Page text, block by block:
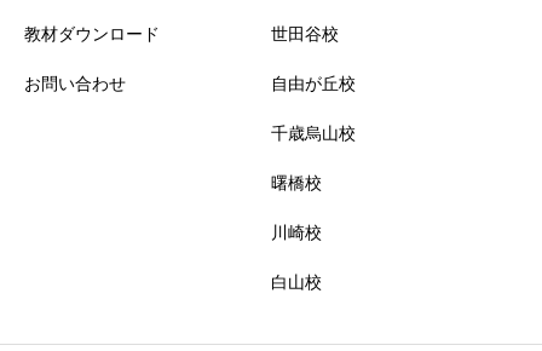
教材ダウンロード
お問い合わせ
世田谷校
自由が丘校
千歳烏山校
曙橋校
川崎校
白山校